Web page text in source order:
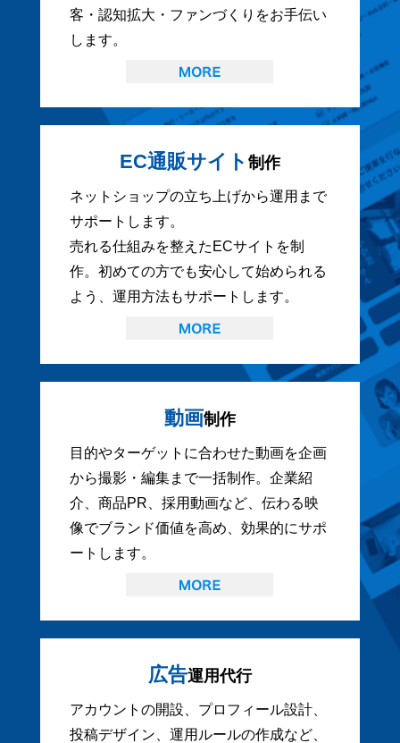
客・認知拡大・ファンづくりをお手伝い
します。
EC通販サイト 制作
ネットショップの立ち上げから運用まで
サポートします。
売れる仕組みを整えたECサイトを制
作。初めての方でも安心して始められる
よう、運用方法もサポートします。
動画制作
目的やターゲットに合わせた動画を企画
から撮影・編集まで一括制作。企業紹
介、商品PR、採用動画など、伝わる映
像でブランド価値を高め、効果的にサポ
ートします。
広告運用代行
アカウントの開設、プロフィール設計、
投稿デザイン、運用ルールの作成など、